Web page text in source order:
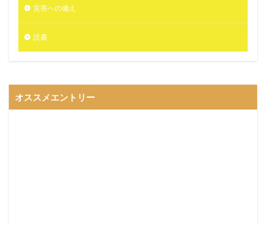
災害への備え
読書
オススメエントリー